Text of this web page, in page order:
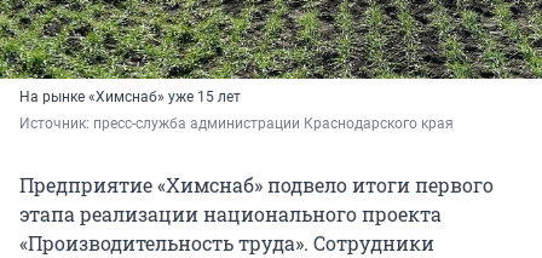
На рынке «Химснаб» уже 15 лет
Источник: пресс-служба администрации Краснодарского края
Предприятие «Химснаб» подвело итоги первого
этапа реализации национального проекта
«Производительность труда». Сотрудники